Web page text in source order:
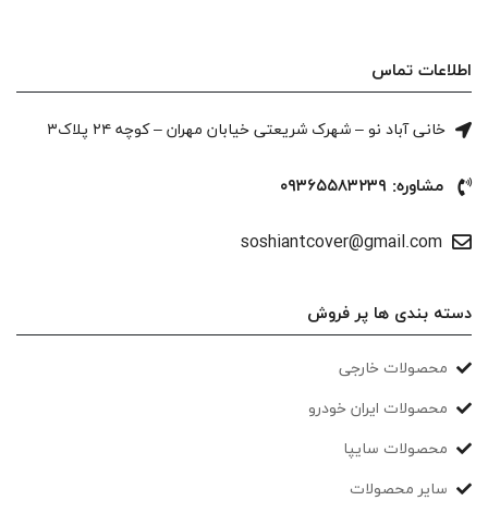
اطلاعات تماس
خانی آباد نو – شهرک شریعتی خیابان مهران – کوچه ۲۴ پلاک۳
مشاوره: ۰۹۳۶۵۵۸۳۲۳۹
soshiantcover@gmail.com
دسته بندی ها پر فروش
محصولات خارجی
محصولات ایران خودرو
محصولات سایپا
سایر محصولات